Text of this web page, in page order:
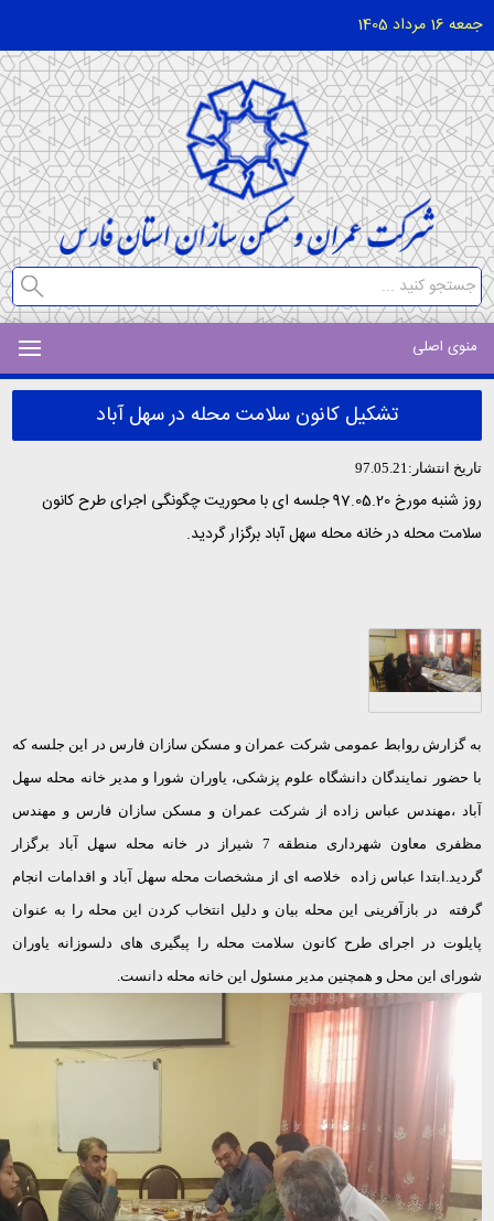
جمعه 16 مرداد 1405
منوی اصلی
تشکیل کانون سلامت محله در سهل آباد
تاریخ انتشار:97.05.21
روز شنبه مورخ 97.05.20 جلسه ای با محوریت چگونگی اجرای طرح کانون
سلامت محله در خانه محله سهل آباد برگزار گردید.
به گزارش روابط عمومی شرکت عمران و مسکن سازان فارس در این جلسه که
با حضور نمایندگان دانشگاه علوم پزشکی، یاوران شورا و مدیر خانه محله سهل
آباد ،مهندس عباس زاده از شرکت عمران و مسکن سازان فارس و مهندس
مظفری معاون شهرداری منطقه 7 شیراز در خانه محله سهل آباد برگزار
گردید.ابتدا عباس زاده خلاصه ای از مشخصات محله سهل آباد و اقدامات انجام
گرفته در بازآفرینی این محله بیان و دلیل انتخاب کردن این محله را به عنوان
پایلوت در اجرای طرح کانون سلامت محله را پیگیری های دلسوزانه یاوران
شورای این محل و همچنین مدیر مسئول این خانه محله دانست.